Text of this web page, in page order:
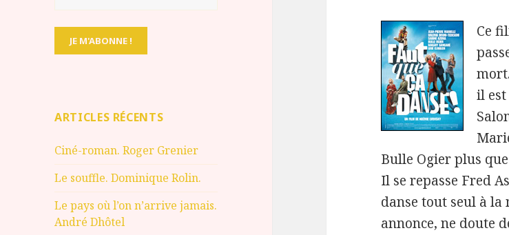
ARTICLES RÉCENTS
Ciné-roman. Roger Grenier
Le souffle. Dominique Rolin.
Le pays où l’on n’arrive jamais.
André Dhôtel
Ce
il
Bulle Ogier plus
Il se repasse Fred
danse tout seul à la
annonce, ne doute